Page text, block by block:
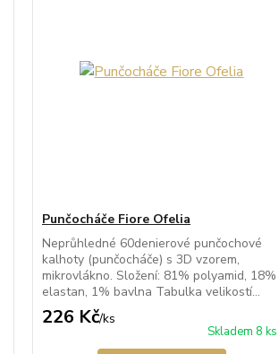
Punčocháče Fiore Ofelia
Neprůhledné 60denierové punčochové
kalhoty (punčocháče) s 3D vzorem,
mikrovlákno. Složení: 81% polyamid, 18%
elastan, 1% bavlna Tabulka velikostí...
226 Kč/ks
Skladem 8 ks